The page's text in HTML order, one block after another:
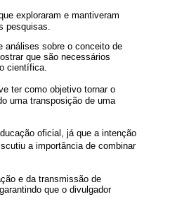
exploraram e mantiveram
pesquisas.
análises sobre o conceito de
que são necessários
científica.
ter como objetivo tornar o
uma transposição de uma
oficial, já que a intenção
a importância de combinar
e da transmissão de
que o divulgador